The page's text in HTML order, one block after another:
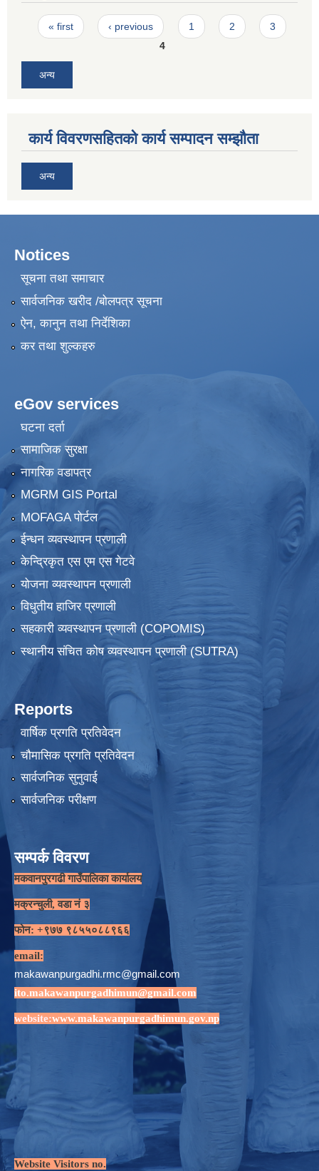
Pages
« first ‹ previous 1 2
3
4
अन्य
कार्य विवरणसहितको कार्य सम्पादन सम्झौता
अन्य
Notices
सूचना तथा समाचार
सार्वजनिक खरीद /बोलपत्र सूचना
ऐन, कानुन तथा निर्देशिका
कर तथा शुल्कहरु
eGov services
घटना दर्ता
सामाजिक सुरक्षा
नागरिक वडापत्र
MGRM GIS Portal
MOFAGA पोर्टल
ईन्धन व्यवस्थापन प्रणाली
केन्द्रिकृत एस एम एस गेटवे
योजना व्यवस्थापन प्रणाली
विधुतीय हाजिर प्रणाली
सहकारी व्यवस्थापन प्रणाली (COPOMIS)
स्थानीय संचित कोष व्यवस्थापन प्रणाली (SUTRA)
Reports
वार्षिक प्रगति प्रतिवेदन
चौमासिक प्रगति प्रतिवेदन
सार्वजनिक सुनुवाई
सार्वजनिक परीक्षण
सम्पर्क विवरण
मकवानपुरगढी गाउँपालिका कार्यालय
मक्रन्चुली, वडा नं ३
फोन: +९७७ ९८५५०८८९६६
email:
makawanpurgadhi.rmc@gmail.com
ito.makawanpurgadhimun@gmail.com
website:www.makawanpurgadhimun.gov.np
Website Visitors no.